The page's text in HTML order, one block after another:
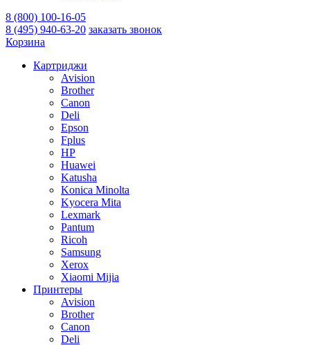
8 (800) 100-16-05
8 (495) 940-63-20 заказать звонок
Корзина
Картриджи
Avision
Brother
Canon
Deli
Epson
Fplus
HP
Huawei
Katusha
Konica Minolta
Kyocera Mita
Lexmark
Pantum
Ricoh
Samsung
Xerox
Xiaomi Mijia
Принтеры
Avision
Brother
Canon
Deli